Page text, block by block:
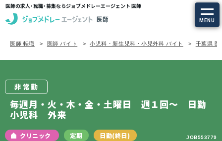
医師の求人・転職・募集ならジョブメドレーエージェント 医師
MENU
求人を探す
定期非常勤の求人
医師 転職 医師 バイト 小児科・新生児科・小児外科 バイト 千葉県 医
非常勤
毎週月・火・木・金・土曜日 週１回～ 日勤
小児科 外来
クリニック 定期 日勤(終日) JOB553779